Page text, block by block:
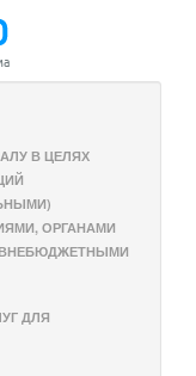
В ЦЕЛЯХ
ОРГАНАМИ
ДЛЯ